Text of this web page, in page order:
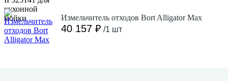
Измельчитель отходов Bort Alligator Max
40 157 ₽ /1 шт